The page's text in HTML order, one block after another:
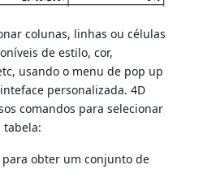
colunas, linhas ou células
de estilo, cor,
usando o menu de pop up
personalizada. 4D
comandos para selecionar
para obter um conjunto de